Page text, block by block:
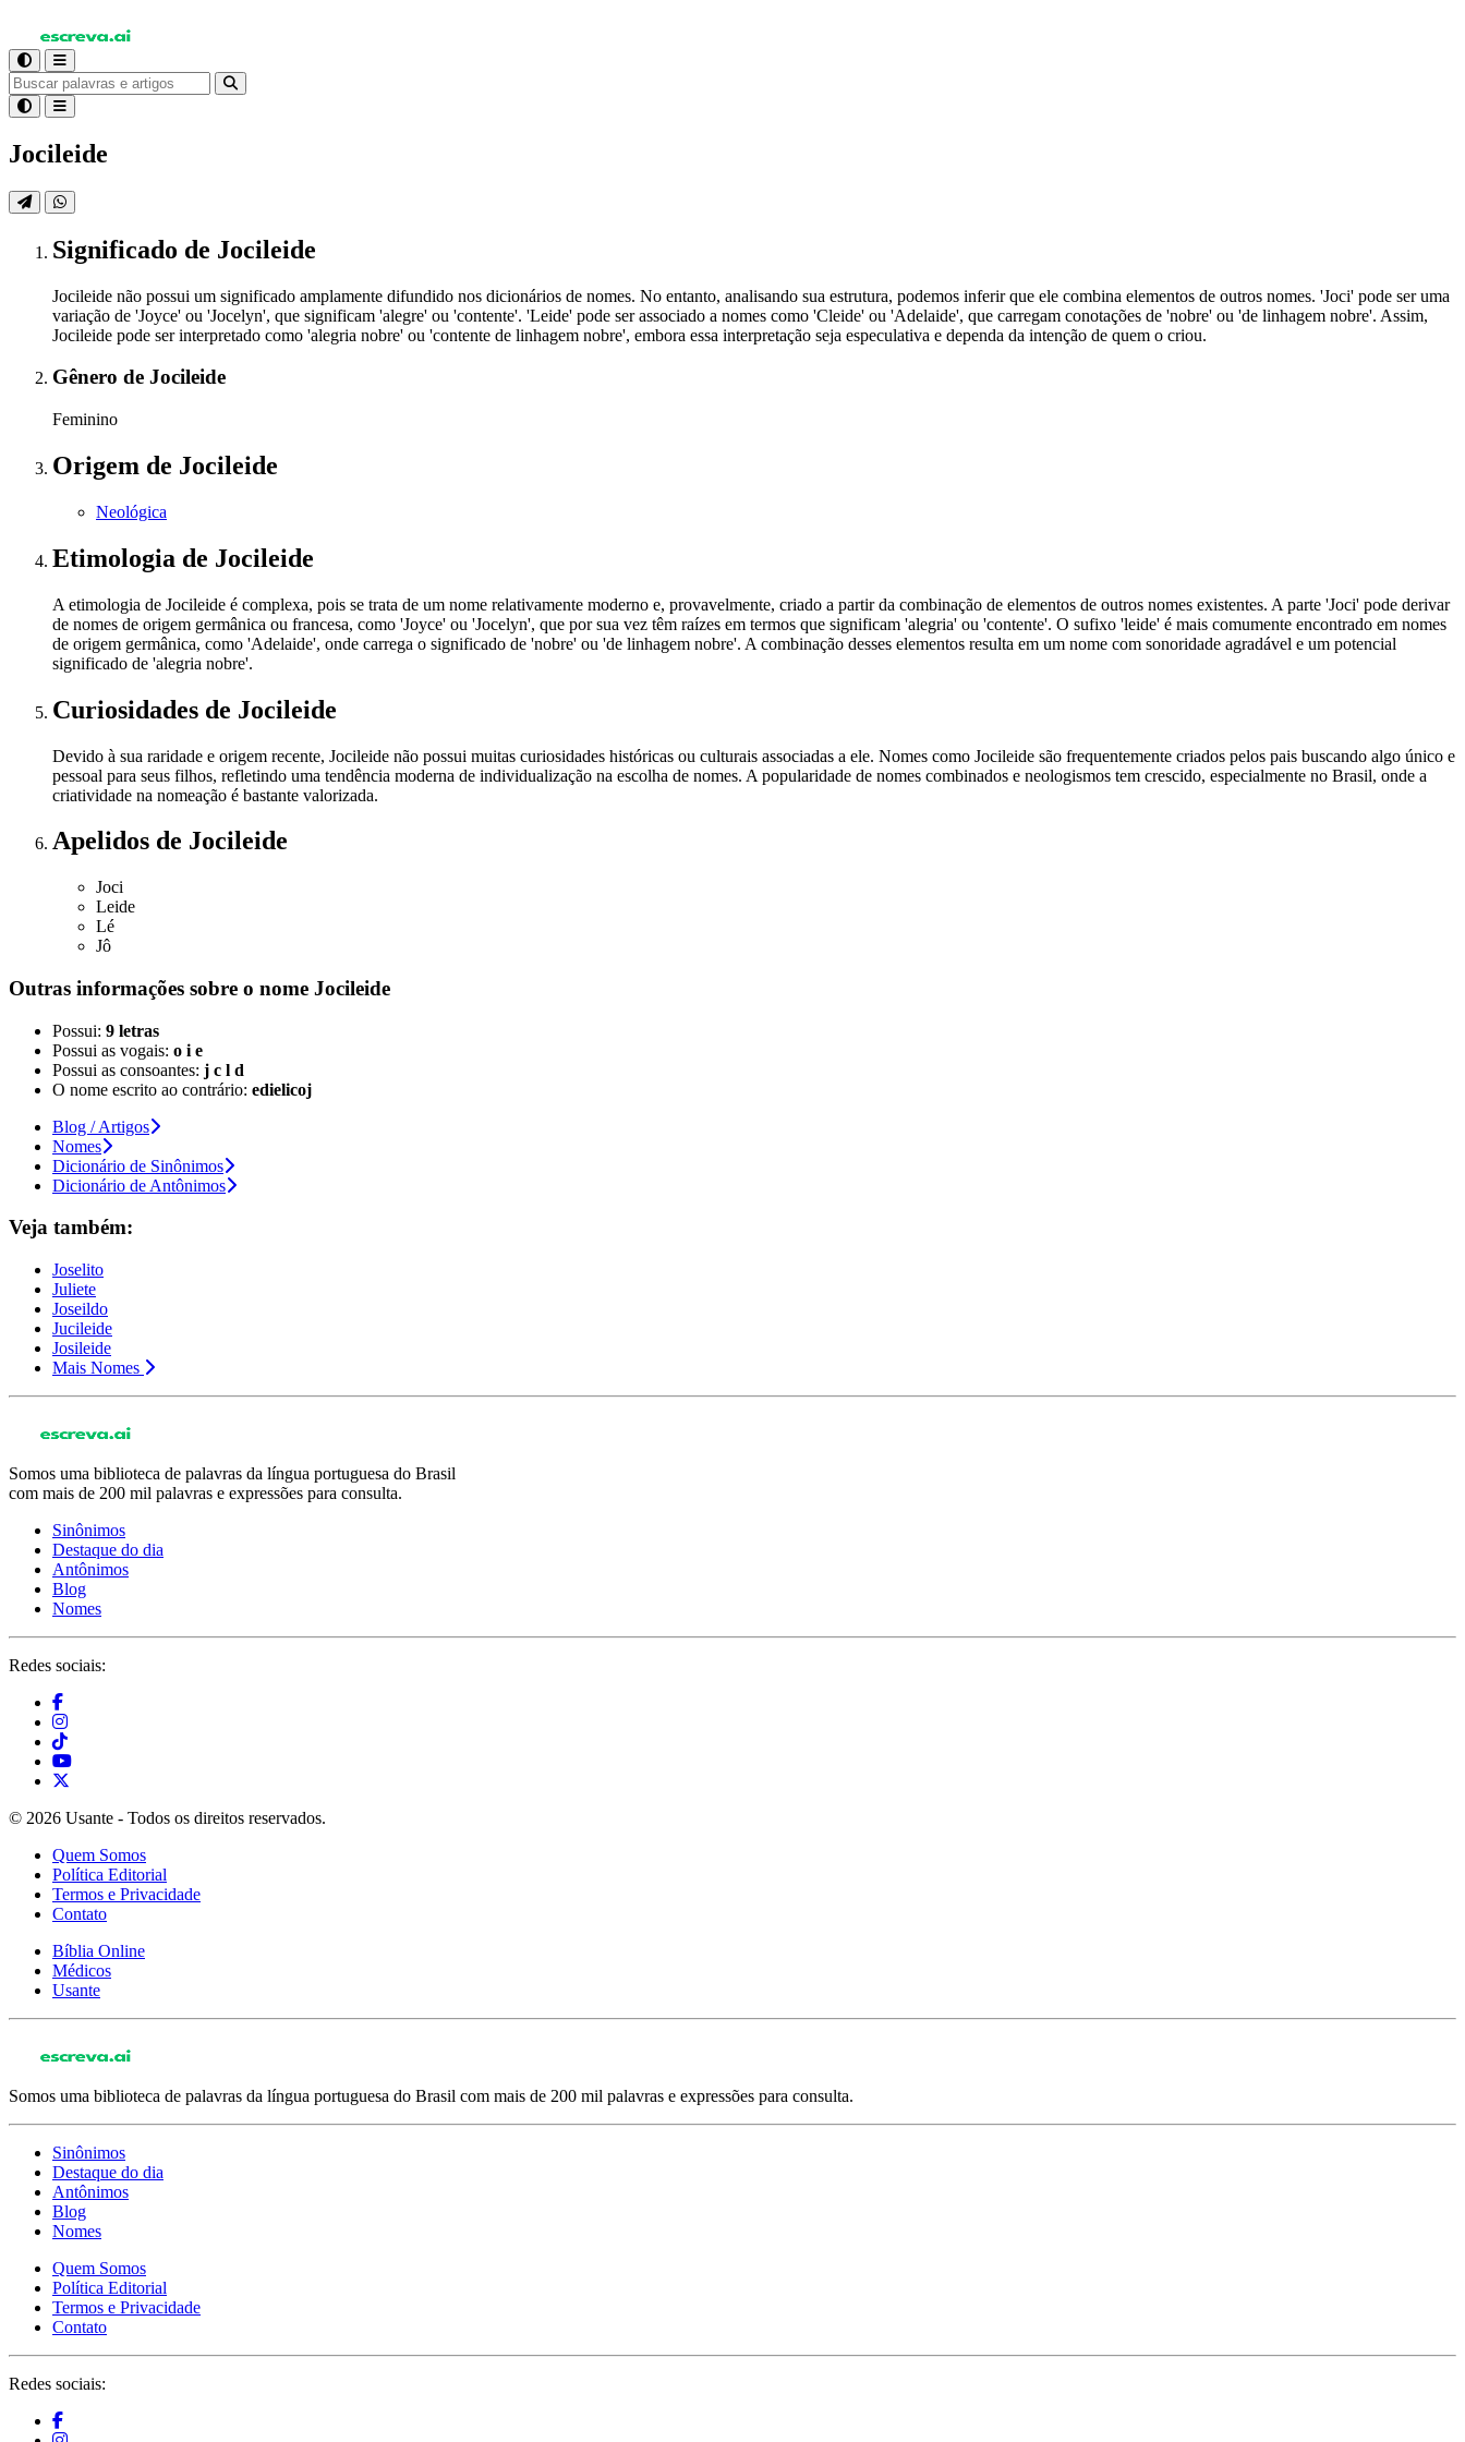
Jocileide
Significado de Jocileide
Jocileide não possui um significado amplamente difundido nos dicionários de nomes. No entanto, analisando sua estrutura, podemos inferir que ele combina elementos de outros nomes. 'Joci' pode ser uma
variação de 'Joyce' ou 'Jocelyn', que significam 'alegre' ou 'contente'. 'Leide' pode ser associado a nomes como 'Cleide' ou 'Adelaide', que carregam conotações de 'nobre' ou 'de linhagem nobre'. Assim,
Jocileide pode ser interpretado como 'alegria nobre' ou 'contente de linhagem nobre', embora essa interpretação seja especulativa e dependa da intenção de quem o criou.
Gênero de Jocileide
Feminino
Origem de Jocileide
Neológica
Etimologia de Jocileide
A etimologia de Jocileide é complexa, pois se trata de um nome relativamente moderno e, provavelmente, criado a partir da combinação de elementos de outros nomes existentes. A parte 'Joci' pode derivar
de nomes de origem germânica ou francesa, como 'Joyce' ou 'Jocelyn', que por sua vez têm raízes em termos que significam 'alegria' ou 'contente'. O sufixo 'leide' é mais comumente encontrado em nomes
de origem germânica, como 'Adelaide', onde carrega o significado de 'nobre' ou 'de linhagem nobre'. A combinação desses elementos resulta em um nome com sonoridade agradável e um potencial
significado de 'alegria nobre'.
Curiosidades de Jocileide
Devido à sua raridade e origem recente, Jocileide não possui muitas curiosidades históricas ou culturais associadas a ele. Nomes como Jocileide são frequentemente criados pelos pais buscando algo único e
pessoal para seus filhos, refletindo uma tendência moderna de individualização na escolha de nomes. A popularidade de nomes combinados e neologismos tem crescido, especialmente no Brasil, onde a
criatividade na nomeação é bastante valorizada.
Apelidos de Jocileide
Joci
Leide
Lé
Jô
Outras informações sobre o nome Jocileide
Possui: 9 letras
Possui as vogais: o i e
Possui as consoantes: j c l d
O nome escrito ao contrário: edielicoj
Blog / Artigos
Nomes
Dicionário de Sinônimos
Dicionário de Antônimos
Veja também:
Joselito
Juliete
Joseildo
Jucileide
Josileide
Mais Nomes
Somos uma biblioteca de palavras da língua portuguesa do Brasil
com mais de 200 mil palavras e expressões para consulta.
Sinônimos
Destaque do dia
Antônimos
Blog
Nomes
Redes sociais:
© 2026 Usante - Todos os direitos reservados.
Quem Somos
Política Editorial
Termos e Privacidade
Contato
Bíblia Online
Médicos
Usante
Somos uma biblioteca de palavras da língua portuguesa do Brasil com mais de 200 mil palavras e expressões para consulta.
Sinônimos
Destaque do dia
Antônimos
Blog
Nomes
Quem Somos
Política Editorial
Termos e Privacidade
Contato
Redes sociais: